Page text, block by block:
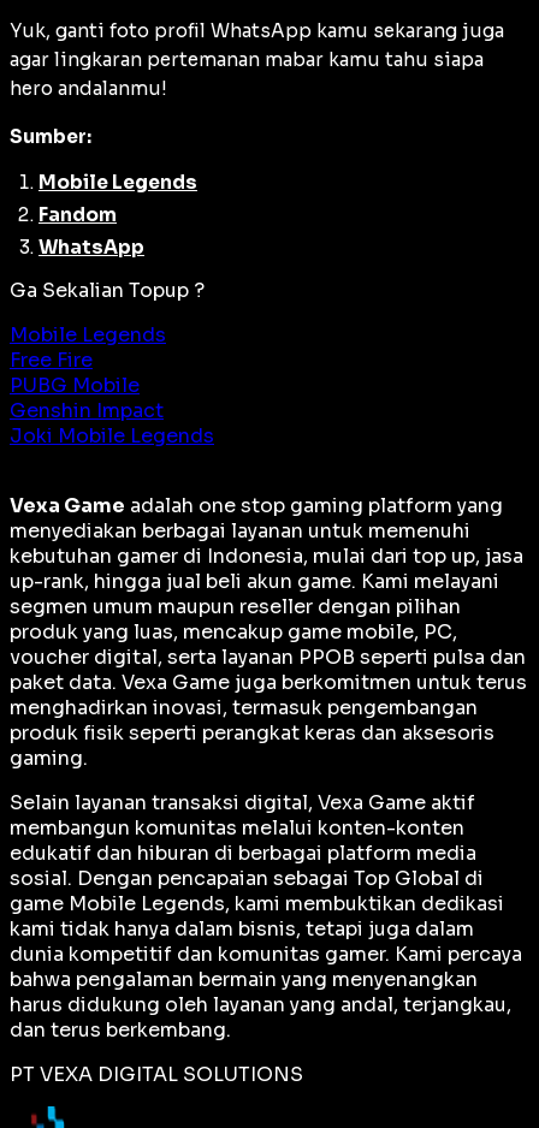
Yuk, ganti foto profil WhatsApp kamu sekarang juga
agar lingkaran pertemanan mabar kamu tahu siapa
hero andalanmu!
Sumber:
Mobile Legends
Fandom
WhatsApp
Ga Sekalian Topup ?
Mobile Legends
Free Fire
PUBG Mobile
Genshin Impact
Joki Mobile Legends
Vexa Game adalah one stop gaming platform yang
menyediakan berbagai layanan untuk memenuhi
kebutuhan gamer di Indonesia, mulai dari top up, jasa
up-rank, hingga jual beli akun game. Kami melayani
segmen umum maupun reseller dengan pilihan
produk yang luas, mencakup game mobile, PC,
voucher digital, serta layanan PPOB seperti pulsa dan
paket data. Vexa Game juga berkomitmen untuk terus
menghadirkan inovasi, termasuk pengembangan
produk fisik seperti perangkat keras dan aksesoris
gaming.
Selain layanan transaksi digital, Vexa Game aktif
membangun komunitas melalui konten-konten
edukatif dan hiburan di berbagai platform media
sosial. Dengan pencapaian sebagai Top Global di
game Mobile Legends, kami membuktikan dedikasi
kami tidak hanya dalam bisnis, tetapi juga dalam
dunia kompetitif dan komunitas gamer. Kami percaya
bahwa pengalaman bermain yang menyenangkan
harus didukung oleh layanan yang andal, terjangkau,
dan terus berkembang.
PT VEXA DIGITAL SOLUTIONS